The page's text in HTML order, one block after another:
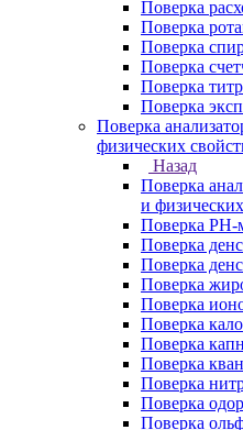
Поверка
Поверка
Поверка
Поверка
Поверка
Поверка
Поверка
физических
Назад
Поверка
и
Поверка PH-
Поверка
Поверка
Поверка
Поверка
Поверка
Поверка
Поверка
Поверка
Поверка
Поверка